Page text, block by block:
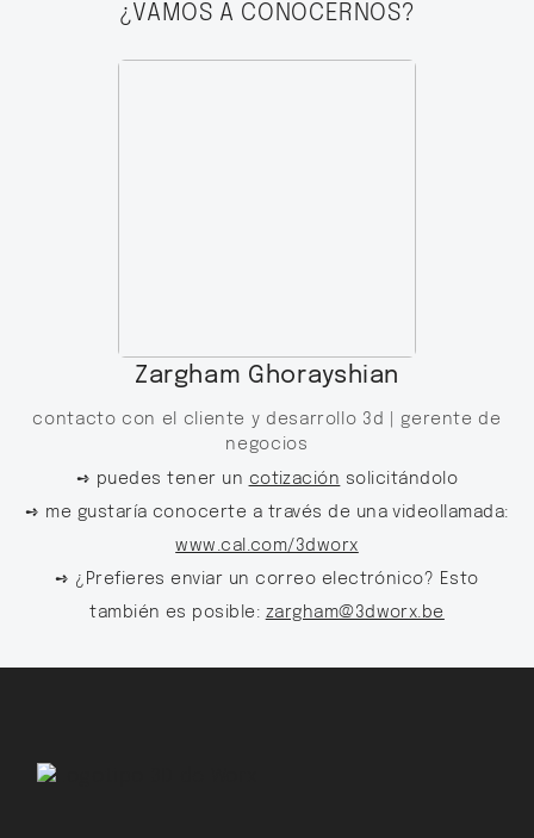
¿VAMOS A CONOCERNOS?
Zargham Ghorayshian
contacto con el cliente y desarrollo 3d | gerente de
negocios
➺ puedes tener un cotización solicitándolo
➺ me gustaría conocerte a través de una videollamada:
www.cal.com/3dworx
➺ ¿Prefieres enviar un correo electrónico? Esto
también es posible: zargham@3dworx.be